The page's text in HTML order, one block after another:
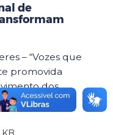
de
– “Vozes que
promovida
dos